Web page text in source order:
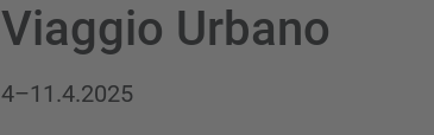
Viaggio Urbano
4–11.4.2025